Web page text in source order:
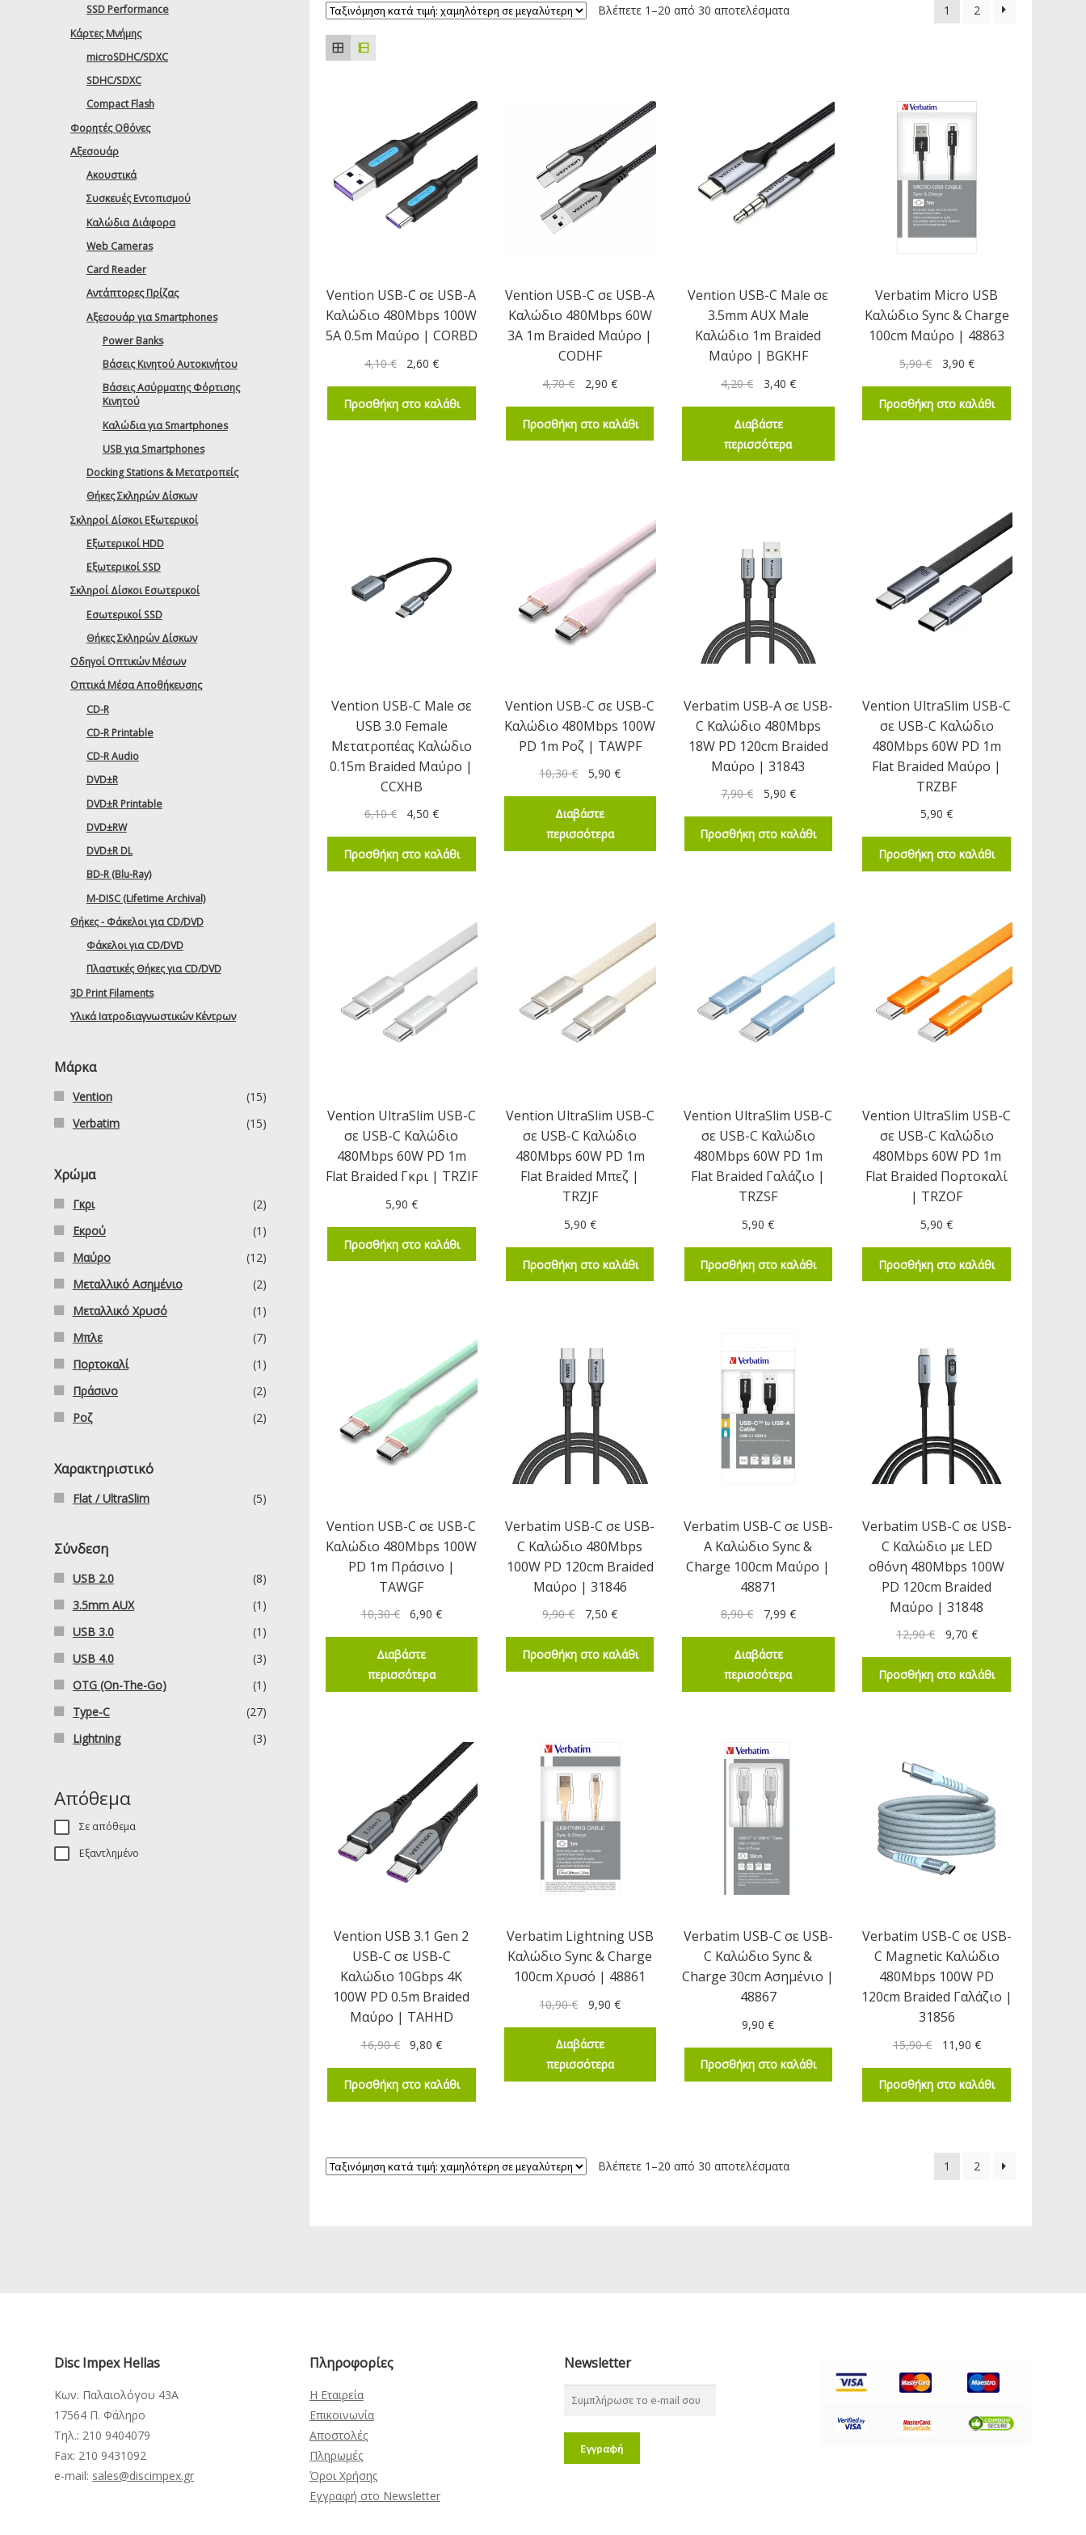
Βλέπετε 1–20 από 30 αποτελέσματα 1 2
Vention USB-C σε USB-A
Καλώδιο 480Mbps 100W
5A 0.5m Μαύρο | CORBD
4,10€ 2,60€
Προσθήκη στο καλάθι
Vention USB-C σε USB-A
Καλώδιο 480Mbps 60W
3A 1m Braided Μαύρο |
CODHF
4,70€ 2,90 €
Προσθήκη στο καλάθι
Vention USB-C Male σε
3.5mm AUX Male
Καλώδιο 1m Braided
Μαύρο | BGKHF
4,20€ 3,40 €
Διαβάστε
περισσότερα
Verbatim Micro USB
Καλώδιο Sync & Charge
100cm Μαύρο | 48863
5,90€ 3,90 €
Προσθήκη στο καλάθι
Vention USB-C Male σε
USB 3.0 Female
Μετατροπέας Καλώδιο
0.15m Braided Μαύρο |
CCXHB
6,10€ 4,50€
Προσθήκη στο καλάθι
Vention USB-C σε USB-C
Καλώδιο 480Mbps 100W
PD 1m Ροζ | TAWPF
10,30€ 5,90 €
Διαβάστε
περισσότερα
Verbatim USB-A σε USB-
C Καλώδιο 480Mbps
18W PD 120cm Braided
Μαύρο | 31843
7,90€ 5,90 €
Προσθήκη στο καλάθι
Vention UltraSlim USB-C
σε USB-C Καλώδιο
480Mbps 60W PD 1m
Flat Braided Μαύρο |
TRZBF
5,90€
Προσθήκη στο καλάθι
Vention UltraSlim USB-C
σε USB-C Καλώδιο
480Mbps 60W PD 1m
Flat Braided Γκρι | TRZIF
5,90 €
Προσθήκη στο καλάθι
Vention UltraSlim USB-C
σε USB-C Καλώδιο
480Mbps 60W PD 1m
Flat Braided Μπεζ |
TRZJF
5,90 €
Προσθήκη στο καλάθι
Vention UltraSlim USB-C
σε USB-C Καλώδιο
480Mbps 60W PD 1m
Flat Braided Γαλάζιο |
TRZSF
5,90€
Προσθήκη στο καλάθι
Vention UltraSlim USB-C
σε USB-C Καλώδιο
480Mbps 60W PD 1m
Flat Braided Πορτοκαλί
| TRZOF
5,90€
Προσθήκη στο καλάθι
Vention USB-C σε USB-C
Καλώδιο 480Mbps 100W
PD 1m Πράσινο |
TAWGF
10,30€ 6,90€
Διαβάστε
περισσότερα
Verbatim USB-C σε USB-
C Καλώδιο 480Mbps
100W PD 120cm Braided
Μαύρο | 31846
9,90€ 7,50 €
Προσθήκη στο καλάθι
Verbatim USB-C σε USB-
A Καλώδιο Sync &
Charge 100cm Μαύρο |
48871
8,90€ 7,99 €
Διαβάστε
περισσότερα
Verbatim USB-C σε USB-
C Καλώδιο με LED
οθόνη 480Mbps 100W
PD 120cm Braided
Μαύρο | 31848
12,90€ 9,70 €
Προσθήκη στο καλάθι
Vention USB 3.1 Gen 2
USB-C σε USB-C
Καλώδιο 10Gbps 4K
100W PD 0.5m Braided
Μαύρο | TAHHD
16,90€ 9,80€
Προσθήκη στο καλάθι
Verbatim Lightning USB
Καλώδιο Sync & Charge
100cm Χρυσό | 48861
10,90€ 9,90 €
Διαβάστε
περισσότερα
Verbatim USB-C σε USB-
C Καλώδιο Sync &
Charge 30cm Ασημένιο |
48867
9,90€
Προσθήκη στο καλάθι
Verbatim USB-C σε USB-
C Magnetic Καλώδιο
480Mbps 100W PD
120cm Braided Γαλάζιο |
31856
15,90€ 11,90 €
Προσθήκη στο καλάθι
Βλέπετε 1–20 από 30 αποτελέσματα 1 2
SSD Performance
Κάρτες Μνήμης
microSDHC/SDXC
SDHC/SDXC
Compact Flash
Φορητές Οθόνες
Αξεσουάρ
Ακουστικά
Συσκευές Εντοπισμού
Καλώδια Διάφορα
Web Cameras
Card Reader
Αντάπτορες Πρίζας
Αξεσουάρ για Smartphones
Power Banks
Βάσεις Κινητού Αυτοκινήτου
Βάσεις Ασύρματης Φόρτισης
Κινητού
Καλώδια για Smartphones
USB για Smartphones
Docking Stations & Μετατροπείς
Θήκες Σκληρών Δίσκων
Σκληροί Δίσκοι Εξωτερικοί
Εξωτερικοί HDD
Εξωτερικοί SSD
Σκληροί Δίσκοι Εσωτερικοί
Εσωτερικοί SSD
Θήκες Σκληρών Δίσκων
Οδηγοί Οπτικών Μέσων
Οπτικά Μέσα Αποθήκευσης
CD-R
CD-R Printable
CD-R Audio
DVD±R
DVD±R Printable
DVD±RW
DVD±R DL
BD-R (Blu-Ray)
M-DISC (Lifetime Archival)
Θήκες - Φάκελοι για CD/DVD
Φάκελοι για CD/DVD
Πλαστικές Θήκες για CD/DVD
3D Print Filaments
Υλικά Ιατροδιαγνωστικών Κέντρων
Μάρκα
Vention
(15)
Verbatim
(15)
Χρώμα
Γκρι
(2)
Εκρού
(1)
Μαύρο
(12)
Μεταλλικό Ασημένιο
(2)
Μεταλλικό Χρυσό
(1)
Μπλε
(7)
Πορτοκαλί
(1)
Πράσινο
(2)
Ροζ
(2)
Χαρακτηριστικό
Flat / UltraSlim (5)
Σύνδεση
USB 2.0
(8)
3.5mm AUX
(1)
USB 3.0
(1)
USB 4.0
(3)
OTG (On-The-Go)
(1)
Type-C
(27)
Lightning
(3)
Απόθεμα
Σε απόθεμα
Εξαντλημένο
Disc Impex Hellas
Κων. Παλαιολόγου 43Α
17564 Π. Φάληρο
Τηλ.: 210 9404079
Fax: 210 9431092
e-mail: sales@discimpex.gr
Πληροφορίες
Η Εταιρεία
Επικοινωνία
Αποστολές
Πληρωμές
Όροι Χρήσης
Εγγραφή στο Newsletter
Newsletter